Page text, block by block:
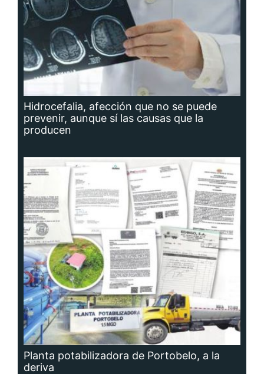
Hidrocefalia, afección que no se puede
prevenir, aunque sí las causas que la
producen
Planta potabilizadora de Portobelo, a la
deriva